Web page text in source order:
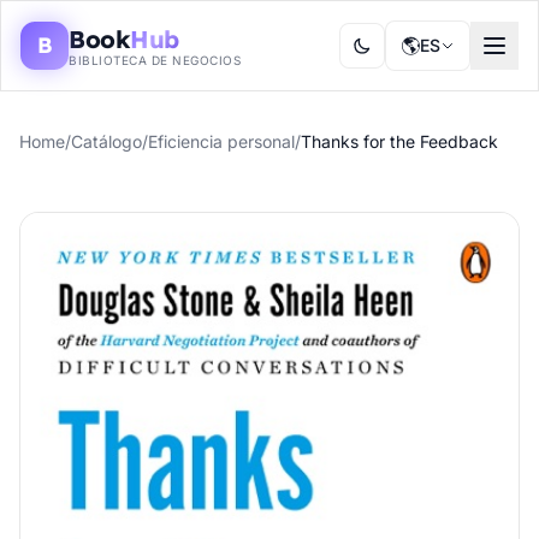
B BookHub
BIBLIOTECA DE NEGOCIOS
🌎ES
Home/Catálogo/Eficiencia personal/Thanks for the Feedback